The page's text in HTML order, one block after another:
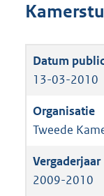
13-03-2010
Tweede
2009-2010